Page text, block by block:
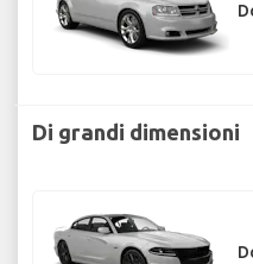
Di grandi dimensioni